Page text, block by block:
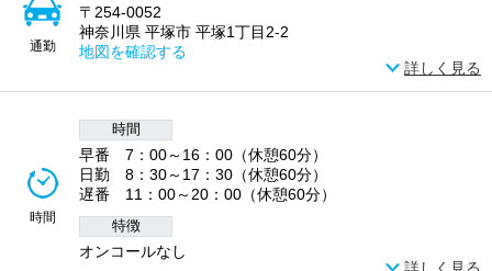
通勤
〒254-0052
神奈川県 平塚市 平塚1丁目2-2
地図を確認する
詳しく見る
時間
時間
早番 7：00～16：00（休憩60分）
日勤 8：30～17：30（休憩60分）
遅番 11：00～20：00（休憩60分）
特徴
オンコールなし
詳しく見る